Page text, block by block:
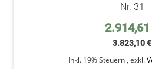
Nr. 31
Sonderpreis
3.823,10 €
Inkl. 19% Steuern , exkl.